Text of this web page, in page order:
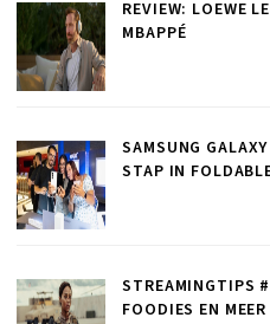
REVIEW: LOEWE
MBAPPÉ
SAMSUNG
STAP IN
STREAMINGTIPS
FOODIES EN MEER